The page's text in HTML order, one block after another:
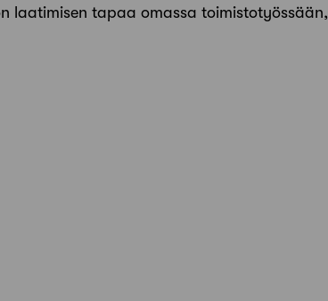
laatimisen tapaa omassa toimistotyössään,